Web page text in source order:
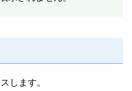
します。